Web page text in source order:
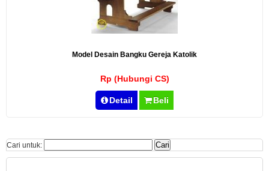
Model Desain Bangku Gereja Katolik
Rp (Hubungi CS)
Detail Beli
Cari untuk: